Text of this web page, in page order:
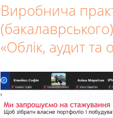
Виробнича
«Облік, аудит та